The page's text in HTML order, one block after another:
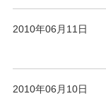
2010年06月11日
2010年06月10日